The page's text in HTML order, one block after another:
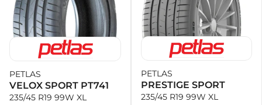
+38 (098) 911-911-4
- на Калиновій
+38 (077) 7-184-184
- Донецьке шосе
+38 (050)-911-911-2
- Щепкіна
+38 (099)-643-33-77
PETLAS
VELOX SPORT PT741
235/45 R19 99W XL
PETLAS
PRESTIGE SPORT
235/45 R19 99W XL